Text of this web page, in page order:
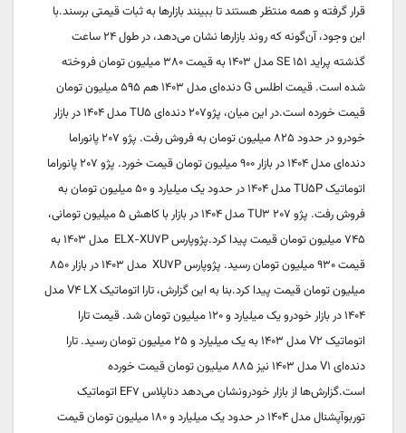
قرار گرفته و همه منتظر هستند تا ببینند بازارها به ثبات قیمتی برسند.با
این وجود، آن‌گونه که روند بازارها نشان می‌دهد، در طول ۲۴ ساعت
گذشته پراید ۱۵۱ SE مدل ۱۴۰۳ به قیمت ۳۸۰ میلیون تومان فروخته
شده است. قیمت اطلس G دنده‌ای مدل ۱۴۰۳ هم ۵۹۵ میلیون تومان
قیمت خورده است.
در این میان، پژو۲۰۷ دنده‌ای TU۵ مدل ۱۴۰۴ در بازار
خودرو در حدود ۸۲۵ میلیون تومان به فروش رفت. پژو ۲۰۷ پانوراما
دنده‌ای مدل ۱۴۰۴ در بازار ۹۰۰ میلیون تومان قیمت خورد. پژو ۲۰۷ پانوراما
اتوماتیک TU۵P مدل ۱۴۰۴ در حدود یک میلیارد و ۵۰ میلیون تومان به
فروش رفت. پژو ۲۰۷ TU۳ مدل ۱۴۰۴ در بازار با کاهش ۵ میلیون تومانی،
۷۴۵ میلیون تومان قیمت پیدا کرد.
پژوپارس ELX-XU۷P مدل ۱۴۰۳ به
قیمت ۹۳۰ میلیون تومان رسید. پژوپارس XU۷P مدل ۱۴۰۳ در بازار ۸۵۰
میلیون تومان قیمت پیدا کرد.
بنا به این گزارش، تارا اتوماتیک V۴ LX مدل
۱۴۰۴ در بازار خودرو یک میلیارد و ۱۲۰ میلیون تومان شد. قیمت تارا
اتوماتیک V۲ مدل ۱۴۰۳ به یک میلیارد و ۲۵ میلیون تومان رسید. تارا
دنده‌ای V۱ مدل ۱۴۰۳ نیز ۸۸۵ میلیون تومان قیمت خورده
است.
گزارش‌ها از بازار خودرونشان می‌دهد دناپلاس EF۷ اتوماتیک
توربوآپشنال مدل ۱۴۰۴ در حدود یک میلیارد و ۱۸۰ میلیون تومان قیمت